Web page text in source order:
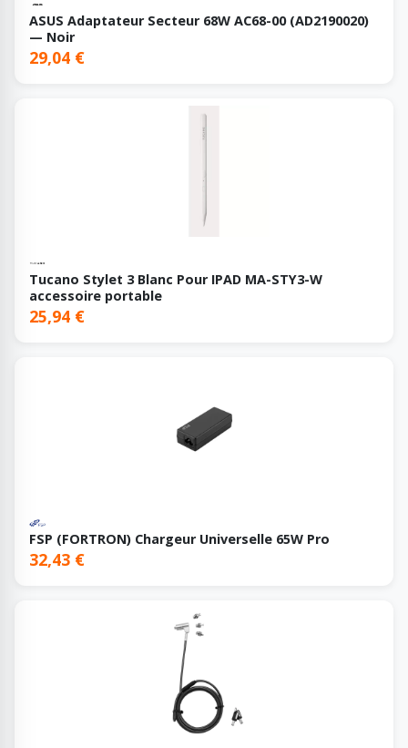
ASUS Adaptateur Secteur 68W AC68-00 (AD2190020)
— Noir
29,04 €
Tucano Stylet 3 Blanc Pour IPAD MA-STY3-W
accessoire portable
25,94 €
FSP (FORTRON) Chargeur Universelle 65W Pro
32,43 €